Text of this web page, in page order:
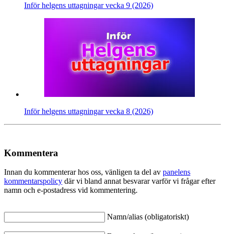
Inför helgens uttagningar vecka 9 (2026)
Inför helgens uttagningar vecka 8 (2026)
Kommentera
Innan du kommenterar hos oss, vänligen ta del av panelens
kommentarspolicy där vi bland annat besvarar varför vi frågar efter
namn och e-postadress vid kommentering.
Namn/alias (obligatoriskt)